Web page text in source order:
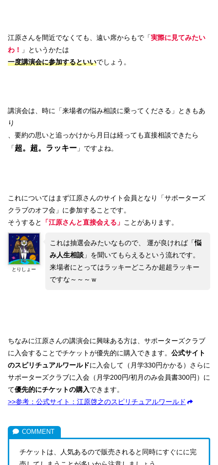
江原さんを間近でなくても、遠い席からもで「実際に見てみたい
わ！
」というかたは
一度講演会に参加するといいでしょう。
講演会は、時に「来場者の悩み相談に乗ってくださる」ときもあ
り
、要約の思いと追っかけから月日は経っても直接相談できたら
「超。超。ラッキー 」ですよね。
これについてはまず江原さんのサイト会員となり「サポーターズ
クラブのオフ会」に参加することです。
そうすると
「江原さんと直接会える」 ことがあります。
とりしょー
これは抽選会みたいなもので、 運が良ければ「悩
み人生相談」を聞いてもらえるという流れです。
来場者にとってはラッキーどころか超超ラッキー
ですな～～～ｗ
ちなみに江原さんの講演会に興味ある方は、サポーターズクラブ
に入会することでチケットが優先的に購入できます。 公式サイト
のスピリチュアルワールドに入会して（月学330円かかる）さらに
サポーターズクラブに入会（月学200円/初月のみ会員書300円）に
て優先的にチケットの購入できます。
>>参考：公式サイト：江原啓之のスピリチュアルワールド
チケットは、人気あるので販売されると同時にすぐにに完